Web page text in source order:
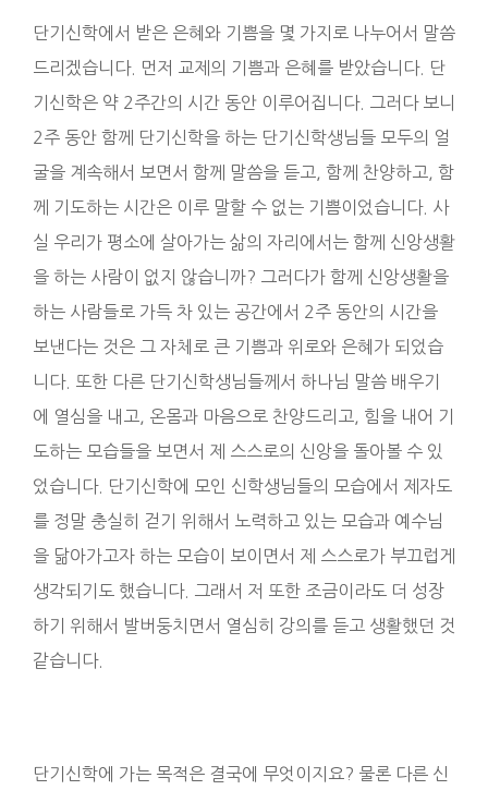
단기신학에서 받은 은혜와 기쁨을 몇 가지로 나누어서 말씀
드리겠습니다. 먼저 교제의 기쁨과 은혜를 받았습니다. 단
기신학은 약 2주간의 시간 동안 이루어집니다. 그러다 보니
2주 동안 함께 단기신학을 하는 단기신학생님들 모두의 얼
굴을 계속해서 보면서 함께 말씀을 듣고, 함께 찬양하고, 함
께 기도하는 시간은 이루 말할 수 없는 기쁨이었습니다. 사
실 우리가 평소에 살아가는 삶의 자리에서는 함께 신앙생활
을 하는 사람이 없지 않습니까? 그러다가 함께 신앙생활을
하는 사람들로 가득 차 있는 공간에서 2주 동안의 시간을
보낸다는 것은 그 자체로 큰 기쁨과 위로와 은혜가 되었습
니다. 또한 다른 단기신학생님들께서 하나님 말씀 배우기
에 열심을 내고, 온몸과 마음으로 찬양드리고, 힘을 내어 기
도하는 모습들을 보면서 제 스스로의 신앙을 돌아볼 수 있
었습니다. 단기신학에 모인 신학생님들의 모습에서 제자도
를 정말 충실히 걷기 위해서 노력하고 있는 모습과 예수님
을 닮아가고자 하는 모습이 보이면서 제 스스로가 부끄럽게
생각되기도 했습니다. 그래서 저 또한 조금이라도 더 성장
하기 위해서 발버둥치면서 열심히 강의를 듣고 생활했던 것
같습니다.
단기신학에 가는 목적은 결국에 무엇이지요? 물론 다른 신